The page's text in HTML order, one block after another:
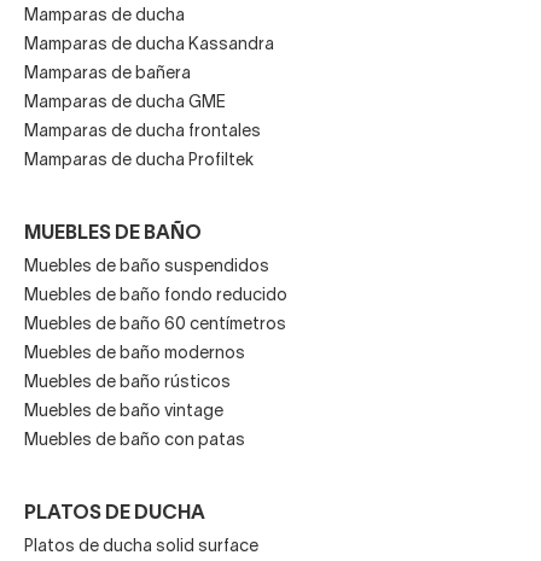
Mamparas de ducha
Mamparas de ducha Kassandra
Mamparas de bañera
Mamparas de ducha GME
Mamparas de ducha frontales
Mamparas de ducha Profiltek
MUEBLES DE BAÑO
Muebles de baño suspendidos
Muebles de baño fondo reducido
Muebles de baño 60 centímetros
Muebles de baño modernos
Muebles de baño rústicos
Muebles de baño vintage
Muebles de baño con patas
PLATOS DE DUCHA
Platos de ducha solid surface